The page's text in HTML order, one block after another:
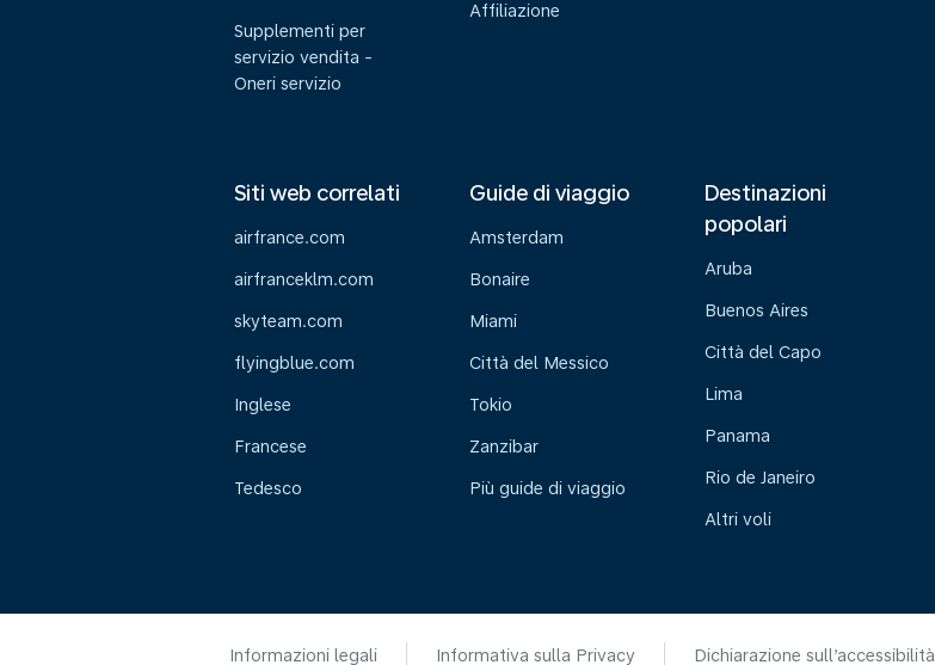
Supplementi per
servizio vendita -
Oneri servizio
Affiliazione
Siti web correlati
airfrance.com
airfranceklm.com
skyteam.com
flyingblue.com
Inglese
Francese
Tedesco
Guide di viaggio
Amsterdam
Bonaire
Miami
Città del Messico
Tokio
Zanzibar
Più guide di viaggio
Destinazioni
popolari
Aruba
Buenos Aires
Città del Capo
Lima
Panama
Rio de Janeiro
Altri voli
Informazioni legali Informativa sulla Privacy Dichiarazione sull’accessibilità